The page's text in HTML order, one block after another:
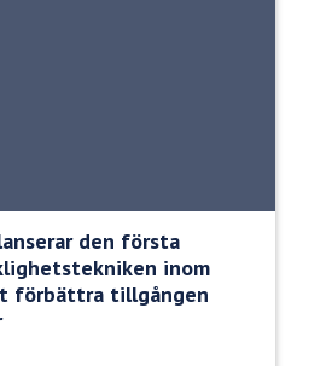
den första
inom
förbättra tillgången